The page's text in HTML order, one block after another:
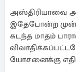
அஸ்திரியாவை
இதேபோன்ற
கடந்த மாதம்
யோசனைக்கு